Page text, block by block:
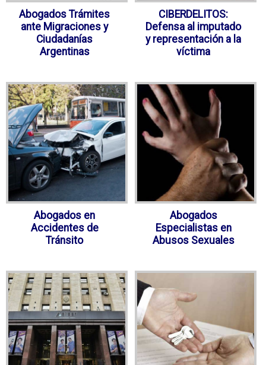
Abogados Trámites
ante Migraciones y
Ciudadanías
Argentinas
CIBERDELITOS:
Defensa al imputado
y representación a la
víctima
Abogados en
Accidentes de
Tránsito
Abogados
Especialistas en
Abusos Sexuales